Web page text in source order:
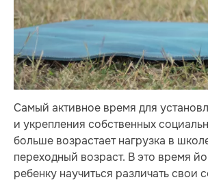
Самый активное время для
и укрепления собственных
больше возрастает нагрузка в
переходный возраст. В это время
ребенку научиться различать свои